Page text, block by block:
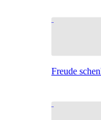
Freude